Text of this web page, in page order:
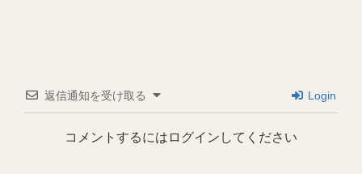
返信通知を受け取る Login
コメントするにはログインしてください